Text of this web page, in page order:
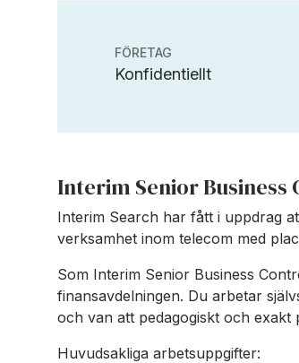
FÖRETAG
Konfidentiellt
Interim Senior
Interim Search har fått i uppdrag
verksamhet inom telecom med
Som Interim Senior Business
finansavdelningen. Du arbetar
och van att pedagogiskt och
Huvudsakliga arbetsuppgifter: